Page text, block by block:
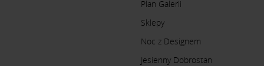
Plan Galerii
Sklepy
Noc z Designem
Jesienny Dobrostan